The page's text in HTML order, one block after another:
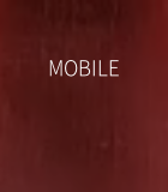
MOBILE